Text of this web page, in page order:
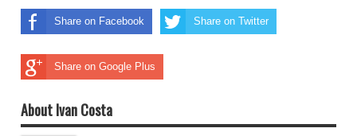
Share on Facebook Share on Twitter
Share on Google Plus
About Ivan Costa